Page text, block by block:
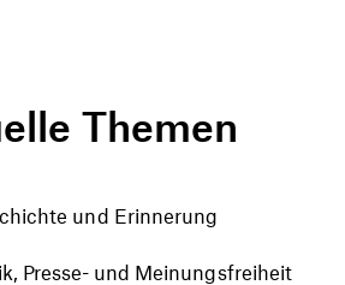
Themen
und Erinnerung
Presse- und Meinungsfreiheit